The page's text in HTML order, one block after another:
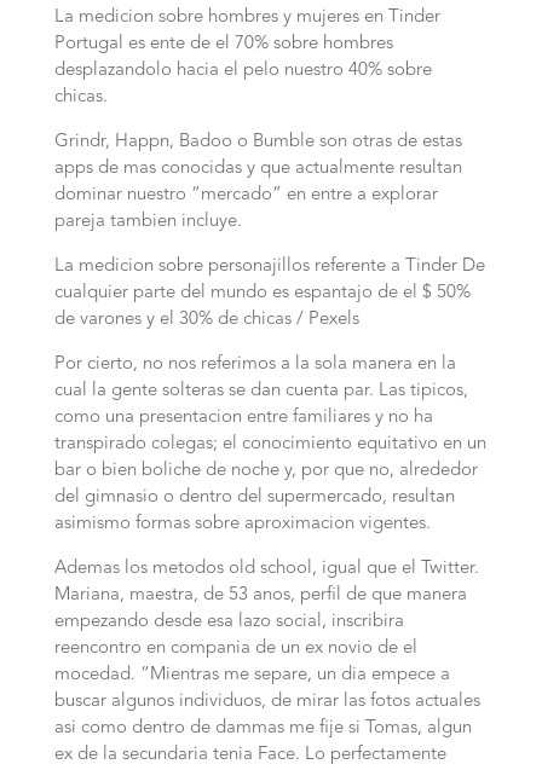
La medicion sobre hombres y mujeres en Tinder
Portugal es ente de el 70% sobre hombres
desplazandolo hacia el pelo nuestro 40% sobre
chicas.
Grindr, Happn, Badoo o Bumble son otras de estas
apps de mas conocidas y que actualmente resultan
dominar nuestro “mercado” en entre a explorar
pareja tambien incluye.
La medicion sobre personajillos referente a Tinder De
cualquier parte del mundo es espantajo de el $ 50%
de varones y el 30% de chicas / Pexels
Por cierto, no nos referimos a la sola manera en la
cual la gente solteras se dan cuenta par. Las ti­picos,
como una presentacion entre familiares y no ha
transpirado colegas; el conocimiento equitativo en un
bar o bien boliche de noche y, por que no, alrededor
del gimnasio o dentro del supermercado, resultan
asimismo formas sobre aproximacion vigentes.
Ademas los metodos old school, igual que el Twitter.
Mariana, maestra, de 53 anos, perfil de que manera
empezando desde esa lazo social, inscribira
reencontro en compania de un ex novio de el
mocedad. “Mientras me separe, un dia empece a
buscar algunos individuos, de mirar las fotos actuales
asi­ como dentro de dammas me fije si Tomas, algun
ex de la secundaria tenia Face. Lo perfectamente